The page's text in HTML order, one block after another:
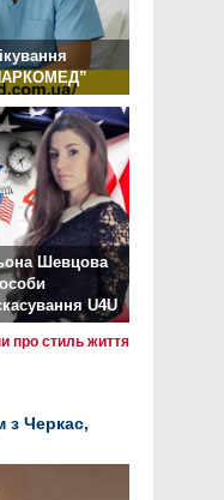
Шевцова
U4U
про стиль життя
з Черкас,